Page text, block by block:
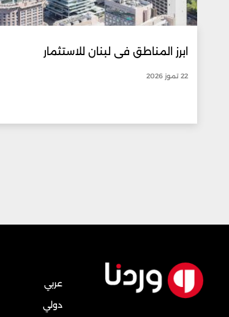
ابرز المناطق في لبنان للاستثمار
22 تموز 2026
عربي
دولي